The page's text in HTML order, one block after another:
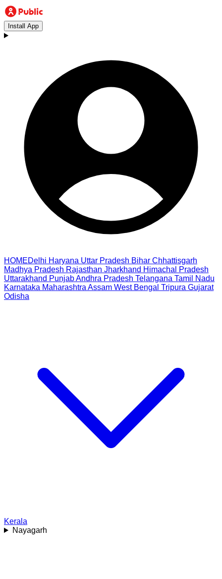
Install App
HOMEDelhi Haryana Uttar Pradesh Bihar Chhattisgarh
Madhya Pradesh Rajasthan Jharkhand Himachal Pradesh
Uttarakhand PunjabAndhra Pradesh Telangana Tamil Nadu
Karnataka Maharashtra Assam West Bengal Tripura Gujarat
Odisha
Kerala
Nayagarh